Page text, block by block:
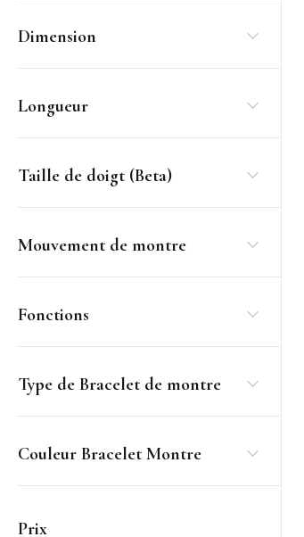
Dimension
Longueur
Taille de doigt (Beta)
Mouvement de montre
Fonctions
Type de Bracelet de montre
Couleur Bracelet Montre
Prix